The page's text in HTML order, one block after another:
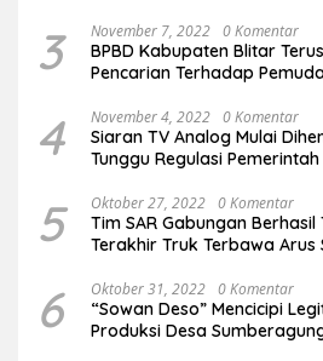
3 November 7, 2022 0 Komentar
BPBD Kabupaten Blitar
Pencarian Terhadap
4 November 4, 2022 0 Komentar
Siaran TV Analog Mulai
Tunggu Regulasi
5 Oktober 27, 2022 0 Komentar
Tim SAR Gabungan
Terakhir Truk Terbawa Arus
6 Oktober 31, 2022 0 Komentar
“Sowan Deso” Mencicipi
Produksi Desa